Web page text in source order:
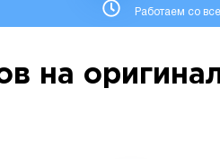
Работаем со
на